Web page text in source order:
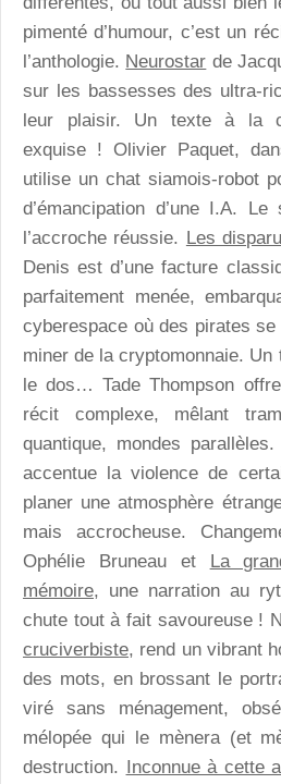
pimenté d’humour, c’est un
l’anthologie. Neurostar de
sur les bassesses des ultra-
leur plaisir. Un texte à la
exquise ! Olivier Paquet,
utilise un chat siamois-robot
d’émancipation d’une I.A.
l’accroche réussie. Les
Denis est d’une facture
parfaitement menée,
cyberespace où des pirates se
miner de la cryptomonnaie.
le dos… Tade Thompson
récit complexe, mêlant
quantique, mondes
accentue la violence de
planer une atmosphère
mais accrocheuse.
Ophélie Bruneau et La
mémoire, une narration au
chute tout à fait savoureuse !
cruciverbiste, rend un vibrant
des mots, en brossant le
viré sans ménagement,
mélopée qui le mènera (et
destruction. Inconnue à cette